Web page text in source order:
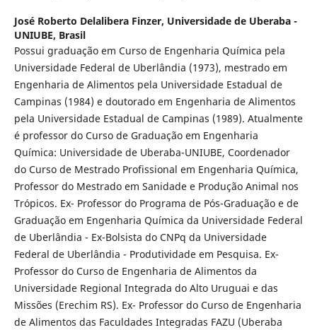
José Roberto Delalibera Finzer, Universidade de Uberaba -
UNIUBE, Brasil
Possui graduação em Curso de Engenharia Química pela
Universidade Federal de Uberlândia (1973), mestrado em
Engenharia de Alimentos pela Universidade Estadual de
Campinas (1984) e doutorado em Engenharia de Alimentos
pela Universidade Estadual de Campinas (1989). Atualmente
é professor do Curso de Graduação em Engenharia
Química: Universidade de Uberaba-UNIUBE, Coordenador
do Curso de Mestrado Profissional em Engenharia Química,
Professor do Mestrado em Sanidade e Produção Animal nos
Trópicos. Ex- Professor do Programa de Pós-Graduação e de
Graduação em Engenharia Química da Universidade Federal
de Uberlândia - Ex-Bolsista do CNPq da Universidade
Federal de Uberlândia - Produtividade em Pesquisa. Ex-
Professor do Curso de Engenharia de Alimentos da
Universidade Regional Integrada do Alto Uruguai e das
Missões (Erechim RS). Ex- Professor do Curso de Engenharia
de Alimentos das Faculdades Integradas FAZU (Uberaba